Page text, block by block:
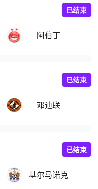
阿伯丁
已结束
邓迪联
已结束
基尔马诺克
已结束